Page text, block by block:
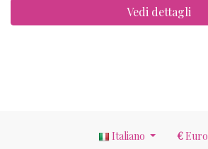
Vedi dettagli
Italiano €Euro